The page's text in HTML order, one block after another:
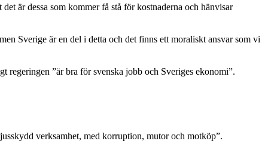
är dessa som kommer få stå för kostnaderna och hänvisar
Sverige är en del i detta och det finns ett moraliskt ansvar som vi
regeringen ”är bra för svenska jobb och Sveriges ekonomi”.
verksamhet, med korruption, mutor och motköp”.